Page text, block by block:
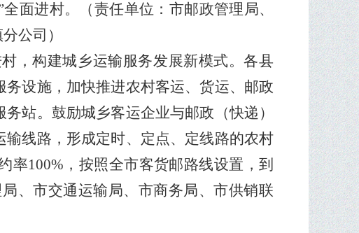
全面进村。
（责任单位：市邮政管理局、
公司）
，构建城乡运输服务发展新模式。各县
务设施，加快推进农村客运、货运、邮政
站。鼓励城乡客运企业与邮政（快递）
线路，形成定时、定点、定线路的农村
率100% ，按照全市客货邮路线设置，到
局、市交通运输局、市商务局、市供销联